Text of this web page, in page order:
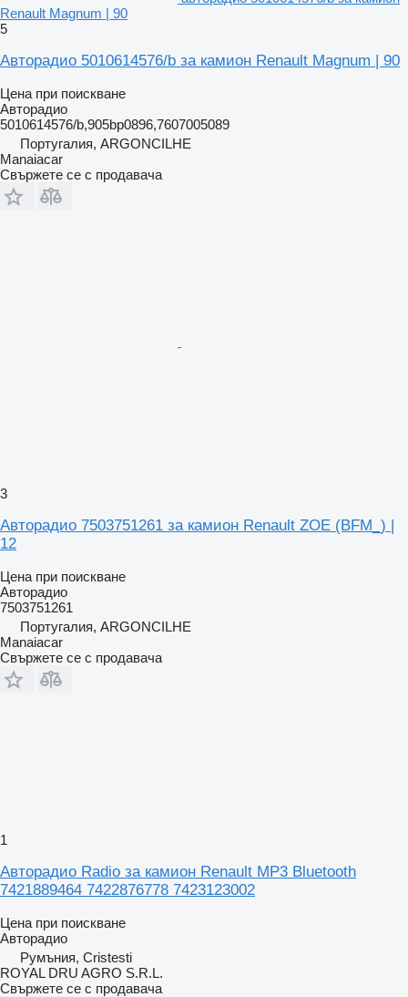
Renault Magnum | 90
5
Авторадио 5010614576/b за камион Renault Magnum | 90
Цена при поискване
Авторадио
5010614576/b,905bp0896,7607005089
Португалия, ARGONCILHE
Manaiacar
Свържете се с продавача
3
Авторадио 7503751261 за камион Renault ZOE (BFM_) |
12
Цена при поискване
Авторадио
7503751261
Португалия, ARGONCILHE
Manaiacar
Свържете се с продавача
1
Авторадио Radio за камион Renault MP3 Bluetooth
7421889464 7422876778 7423123002
Цена при поискване
Авторадио
Румъния, Cristesti
ROYAL DRU AGRO S.R.L.
Свържете се с продавача